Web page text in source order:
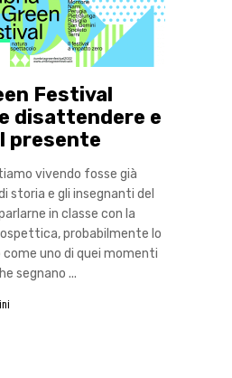
Festival
disattendere e
presente
vivendo fosse già
storia e gli insegnanti del
in classe con la
probabilmente lo
uno di quei momenti
segnano